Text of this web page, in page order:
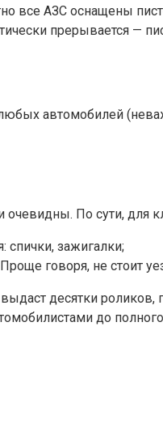
все АЗС оснащены
прерывается —
автомобилей
По сути, для
спички, зажигалки;
говоря, не стоит
десятки
до